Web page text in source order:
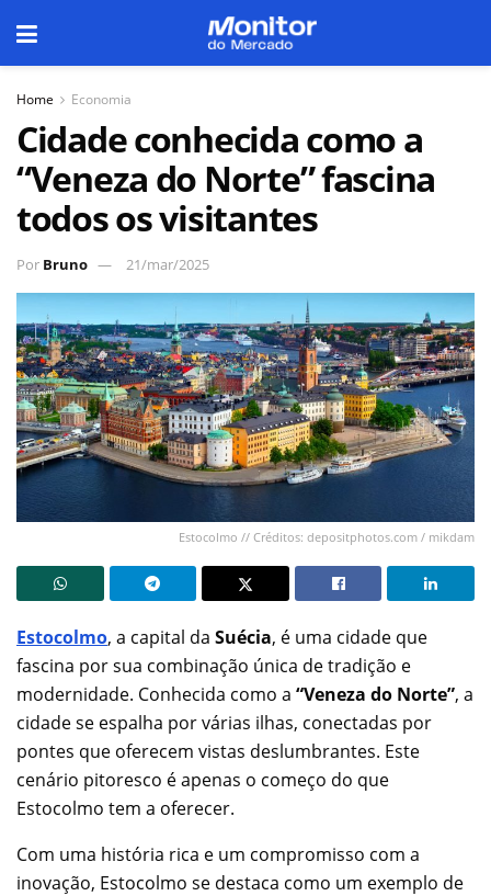
Home Economia
Cidade conhecida como a
“Veneza do Norte” fascina
todos os visitantes
Por Bruno 21/mar/2025
Estocolmo // Créditos: depositphotos.com / mikdam
Estocolmo, a capital da Suécia, é uma cidade que
fascina por sua combinação única de tradição e
modernidade. Conhecida como a “Veneza do Norte”, a
cidade se espalha por várias ilhas, conectadas por
pontes que oferecem vistas deslumbrantes. Este
cenário pitoresco é apenas o começo do que
Estocolmo tem a oferecer.
Com uma história rica e um compromisso com a
inovação, Estocolmo se destaca como um exemplo de